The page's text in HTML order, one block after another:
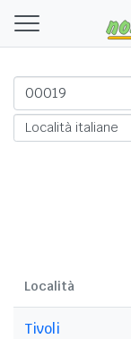
Località
Tivoli